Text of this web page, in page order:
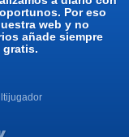
Por eso
web y no
añade siempre
gratis.